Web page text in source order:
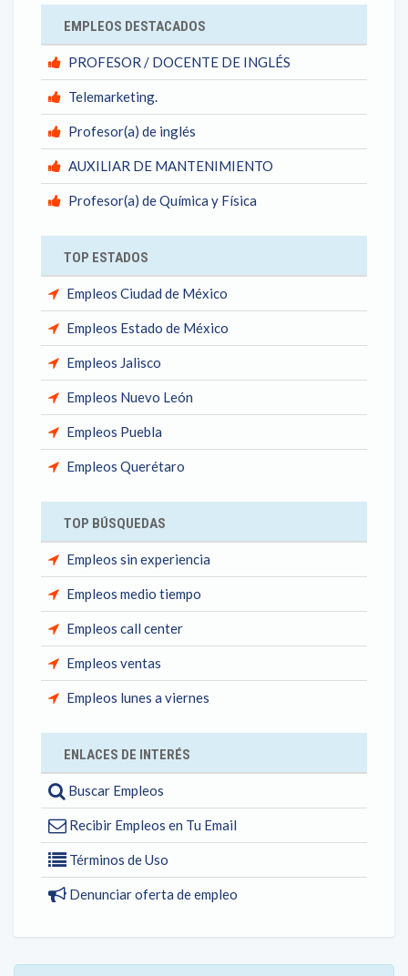
EMPLEOS DESTACADOS
PROFESOR / DOCENTE DE INGLÉS
Telemarketing.
Profesor(a) de inglés
AUXILIAR DE MANTENIMIENTO
Profesor(a) de Química y Física
TOP ESTADOS
Empleos Ciudad de México
Empleos Estado de México
Empleos Jalisco
Empleos Nuevo León
Empleos Puebla
Empleos Querétaro
TOP BÚSQUEDAS
Empleos sin experiencia
Empleos medio tiempo
Empleos call center
Empleos ventas
Empleos lunes a viernes
ENLACES DE INTERÉS
Buscar Empleos
Recibir Empleos en Tu Email
Términos de Uso
Denunciar oferta de empleo